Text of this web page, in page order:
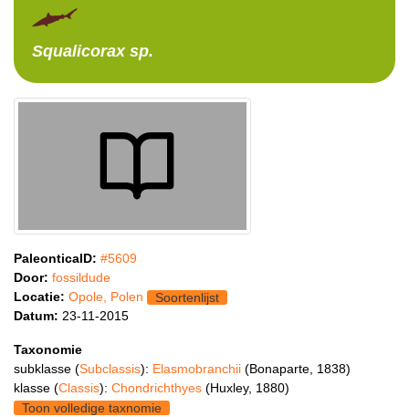
Squalicoraxsp.
PaleonticaID: #5609
Door: fossildude
Locatie: Opole, Polen
Soortenlijst
Datum: 23-11-2015
Taxonomie
subklasse (Subclassis): Elasmobranchii (Bonaparte, 1838)
klasse (Classis): Chondrichthyes (Huxley, 1880)
Toon volledige taxnomie